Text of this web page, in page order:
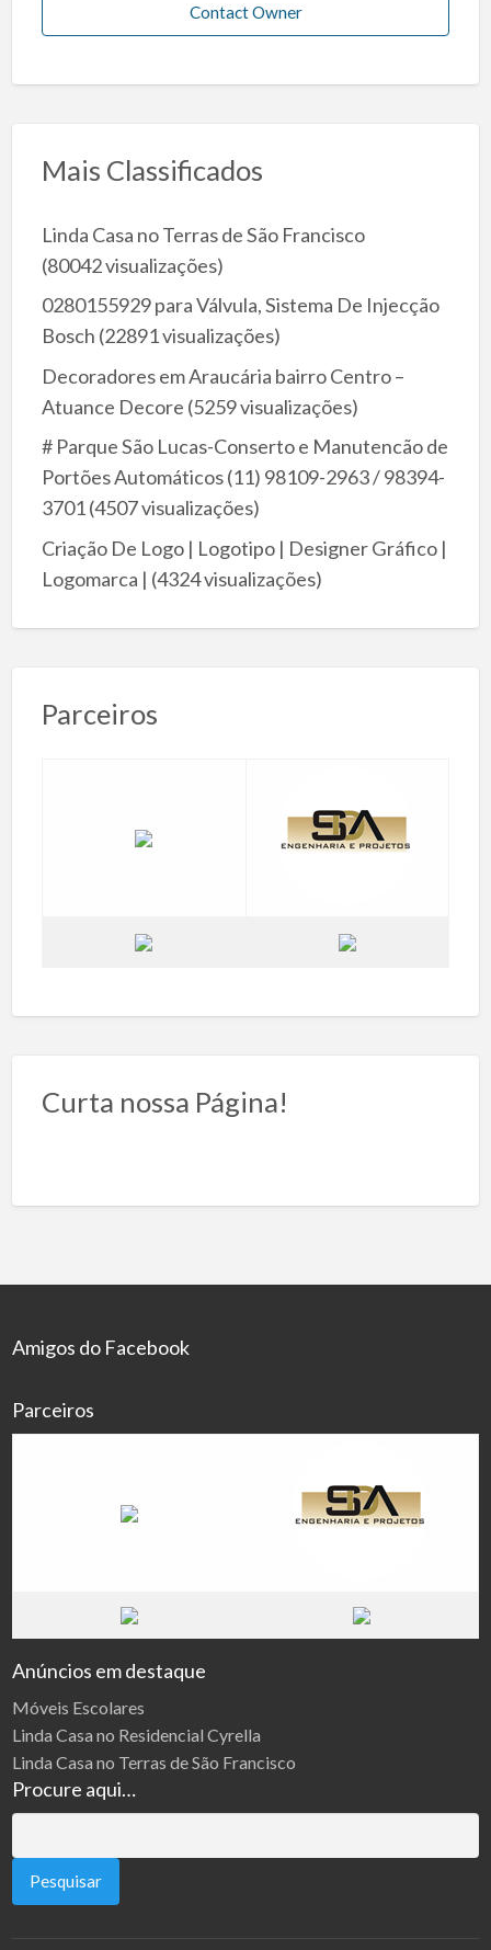
Contact Owner
Mais Classificados
Linda Casa no Terras de São Francisco
(80042 visualizações)
0280155929 para Válvula, Sistema De Injecção
Bosch (22891 visualizações)
Decoradores em Araucária bairro Centro –
Atuance Decore (5259 visualizações)
# Parque São Lucas-Conserto e Manutencão de
Portões Automáticos (11) 98109-2963 / 98394-
3701(4507 visualizações)
Criação De Logo | Logotipo | Designer Gráfico |
Logomarca | (4324 visualizações)
Parceiros
Curta nossa Página!
Amigos do Facebook
Parceiros
Anúncios em destaque
Móveis Escolares
Linda Casa no Residencial Cyrella
Linda Casa no Terras de São Francisco
Procure aqui…
por: